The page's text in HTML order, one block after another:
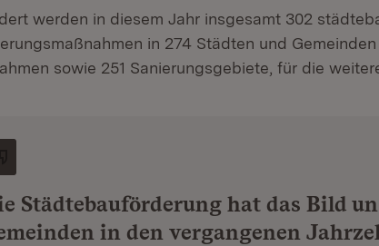
werden in diesem Jahr insgesamt 302
in 274 Städten und
sowie 251 Sanierungsgebiete, für die
Städtebauförderung hat das Bild
in den vergangenen